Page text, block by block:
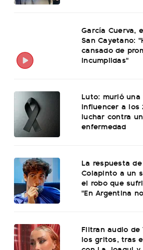
García Cuerva,
San Cayetano:
cansado de
incumplidas"
Luto: murió una
influencer a los
luchar contra
enfermedad
La respuesta
Colapinto a un
el robo que
"En Argentina
Filtran audio de
los gritos, tras